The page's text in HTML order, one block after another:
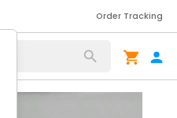
Order Tracking